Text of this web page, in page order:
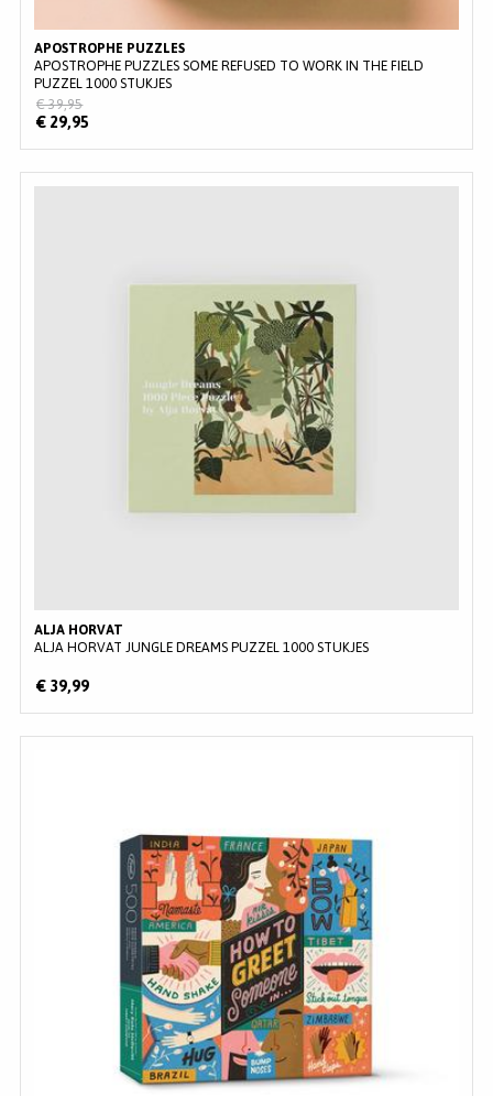
APOSTROPHE PUZZLES
APOSTROPHE PUZZLES SOME REFUSED TO WORK IN THE FIELD
PUZZEL 1000 STUKJES
€ 29,95
€ 39,95
ALJA HORVAT
ALJA HORVAT JUNGLE DREAMS PUZZEL 1000 STUKJES
€ 39,99